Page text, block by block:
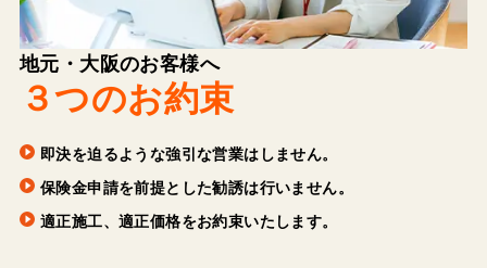
地元・大阪のお客様へ
３つのお約束
即決を迫るような強引な営業はしません。
保険金申請を前提とした勧誘は行いません。
適正施工、適正価格をお約束いたします。